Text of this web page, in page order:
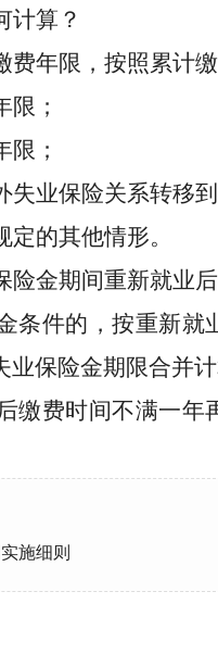
计算 ？
费年限，按照累计
限 ；
限 ；
失业保险关系转移
定的其他情形。
险金期间重新就业
条件的，按重新就
业保险金期限合并
缴费时间不满一年
施细则